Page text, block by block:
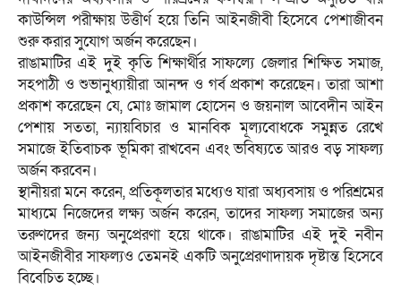
কাউন্সিল পরীক্ষায় উত্তীর্ণ হয়ে তিনি আইনজীবী হিসেবে পেশাজীবন
শুরু করার সুযোগ অর্জন করেছেন।
রাঙামাটির এই দুই কৃতি শিক্ষার্থীর সাফল্যে জেলার শিক্ষিত সমাজ,
সহপাঠী ও শুভানুধ্যায়ীরা আনন্দ ও গর্ব প্রকাশ করেছেন। তারা আশা
প্রকাশ করেছেন যে, মোঃ জামাল হোসেন ও জয়নাল আবেদীন আইন
পেশায় সততা, ন্যায়বিচার ও মানবিক মূল্যবোধকে সমুন্নত রেখে
সমাজে ইতিবাচক ভূমিকা রাখবেন এবং ভবিষ্যতে আরও বড় সাফল্য
অর্জন করবেন।
স্থানীয়রা মনে করেন, প্রতিকূলতার মধ্যেও যারা অধ্যবসায় ও পরিশ্রমের
মাধ্যমে নিজেদের লক্ষ্য অর্জন করেন, তাদের সাফল্য সমাজের অন্য
তরুণদের জন্য অনুপ্রেরণা হয়ে থাকে। রাঙামাটির এই দুই নবীন
আইনজীবীর সাফল্যও তেমনই একটি অনুপ্রেরণাদায়ক দৃষ্টান্ত হিসেবে
বিবেচিত হচ্ছে।